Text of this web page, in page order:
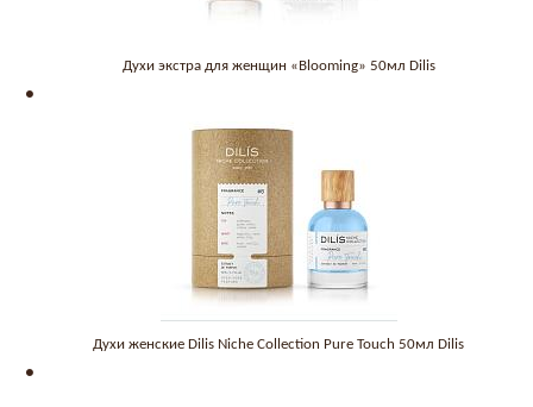
Духи экстра для женщин «Blooming» 50мл Dilis
Духи женские Dilis Niche Collection Pure Touch 50мл Dilis